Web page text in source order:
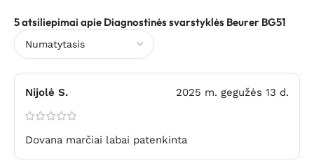
5 atsiliepimai apie Diagnostinės svarstyklės Beurer BG51
Nijolė S. 2025 m. gegužės 13 d.
Dovana marčiai labai patenkinta